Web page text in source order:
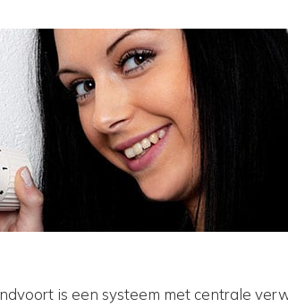
is een systeem met centrale